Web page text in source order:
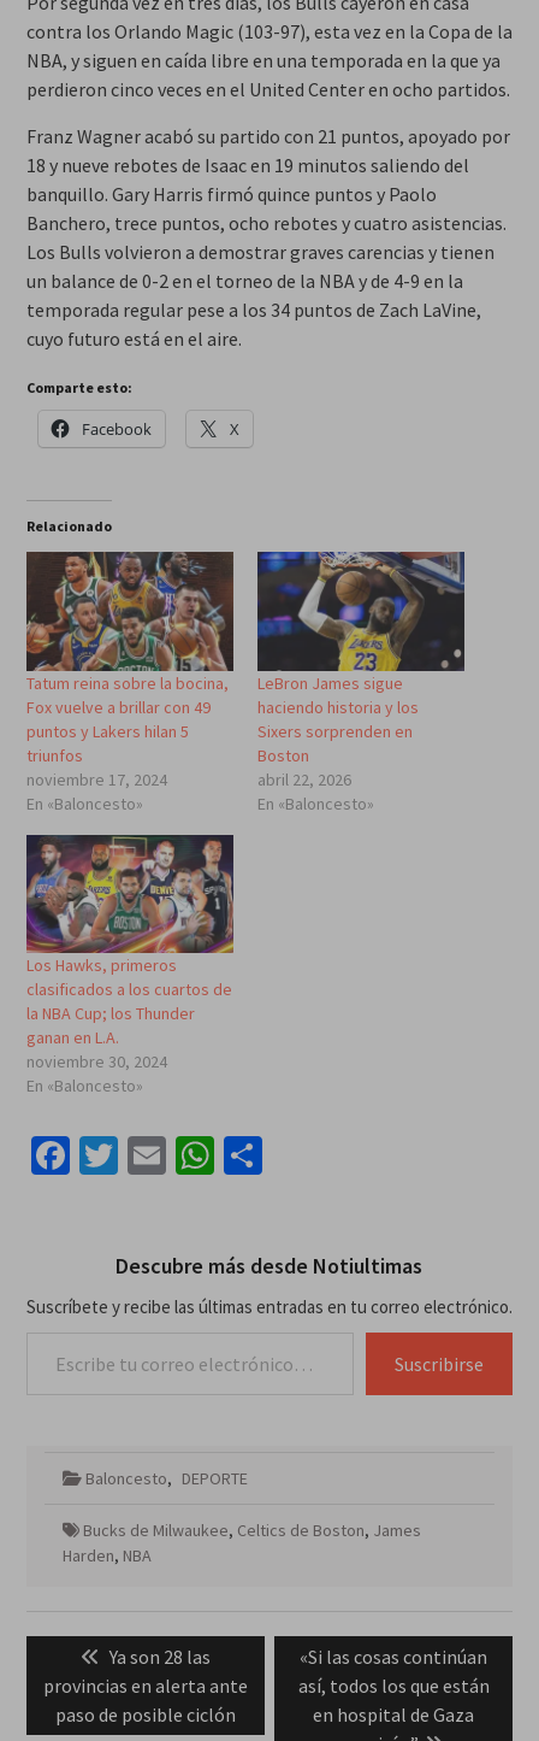
contra los Orlando Magic (103-97), esta vez en la Copa de la
NBA, y siguen en caída libre en una temporada en la que ya
perdieron cinco veces en el United Center en ocho partidos.
Franz Wagner acabó su partido con 21 puntos, apoyado por
18 y nueve rebotes de Isaac en 19 minutos saliendo del
banquillo. Gary Harris firmó quince puntos y Paolo
Banchero, trece puntos, ocho rebotes y cuatro asistencias.
Los Bulls volvieron a demostrar graves carencias y tienen
un balance de 0-2 en el torneo de la NBA y de 4-9 en la
temporada regular pese a los 34 puntos de Zach LaVine,
cuyo futuro está en el aire.
Comparte esto:
Facebook X
Relacionado
Tatum reina sobre la bocina,
Fox vuelve a brillar con 49
puntos y Lakers hilan 5
triunfos
noviembre 17, 2024
En «Baloncesto»
LeBron James sigue
haciendo historia y los
Sixers sorprenden en
Boston
abril 22, 2026
En «Baloncesto»
Los Hawks, primeros
clasificados a los cuartos de
la NBA Cup; los Thunder
ganan en L.A.
noviembre 30, 2024
En «Baloncesto»
Facebook
Twitter
EmailWhatsApp
Compartir
Descubre más desde Notiultimas
Suscríbete y recibe las últimas entradas en tu correo electrónico.
Suscribirse
Baloncesto, DEPORTE
Bucks de Milwaukee, Celtics de Boston, James
Harden, NBA
Navegación
entradas
Previous
post:
Ya son 28 las
provincias en alerta ante
paso de posible ciclón
Next
post:
«Si las cosas continúan
así, todos los que están
en hospital de Gaza